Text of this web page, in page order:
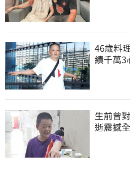
46歲料
績千萬3
生前曾
逝震撼